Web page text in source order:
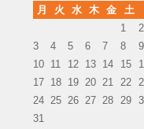
月
火 水 木 金 土
1
2
3
4 5 6 7 8
9
10 11 12 13 14 15
17 18 19 20 21 22
24 25 26 27 28 29
31